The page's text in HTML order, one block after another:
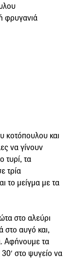
φρυγανιά
κοτόπουλου και
να γίνουν
τυρί, τα
τρία
το μείγμα με τα
στο αλεύρι
στο αυγό και,
Αφήνουμε τα
στο ψυγείο να